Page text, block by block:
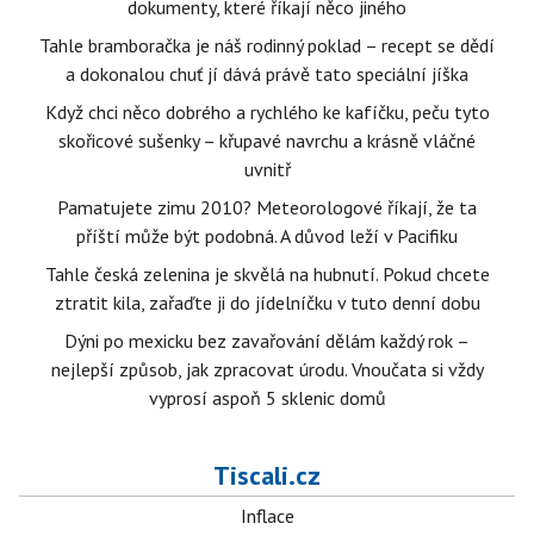
dokumenty, které říkají něco jiného
Tahle bramboračka je náš rodinný poklad – recept se dědí
a dokonalou chuť jí dává právě tato speciální jíška
Když chci něco dobrého a rychlého ke kafíčku, peču tyto
skořicové sušenky – křupavé navrchu a krásně vláčné
uvnitř
Pamatujete zimu 2010? Meteorologové říkají, že ta
příští může být podobná. A důvod leží v Pacifiku
Tahle česká zelenina je skvělá na hubnutí. Pokud chcete
ztratit kila, zařaďte ji do jídelníčku v tuto denní dobu
Dýni po mexicku bez zavařování dělám každý rok –
nejlepší způsob, jak zpracovat úrodu. Vnoučata si vždy
vyprosí aspoň 5 sklenic domů
Tiscali.cz
Inflace